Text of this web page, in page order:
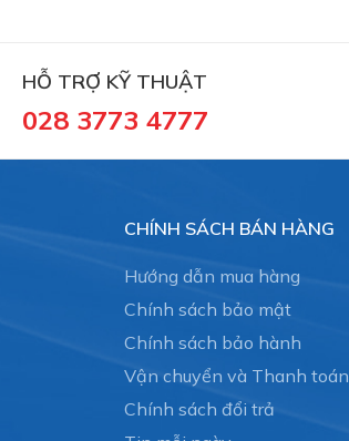
HỖ TRỢ KỸ THUẬT
028 3773 4777
CHÍNH SÁCH BÁN HÀNG
Hướng dẫn mua hàng
Chính sách bảo mật
Chính sách bảo hành
Vận chuyển và Thanh toán
Chính sách đổi trả